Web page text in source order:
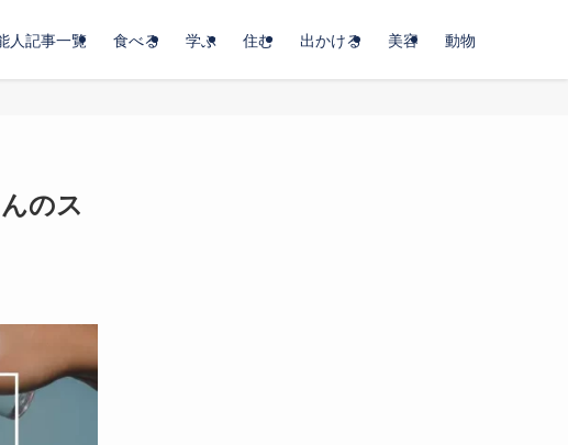
人記事一覧 食べる 学ぶ 住む 出かける 美容 動物
のス